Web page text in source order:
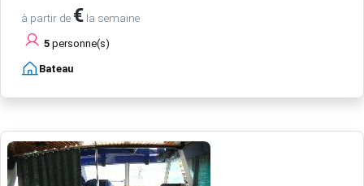
à partir de € la semaine
5 personne(s)
Bateau